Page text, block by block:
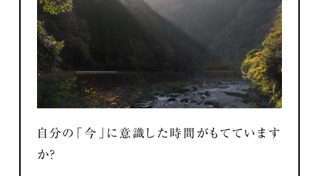
自分の「今」に意識した時間がもてています
か？